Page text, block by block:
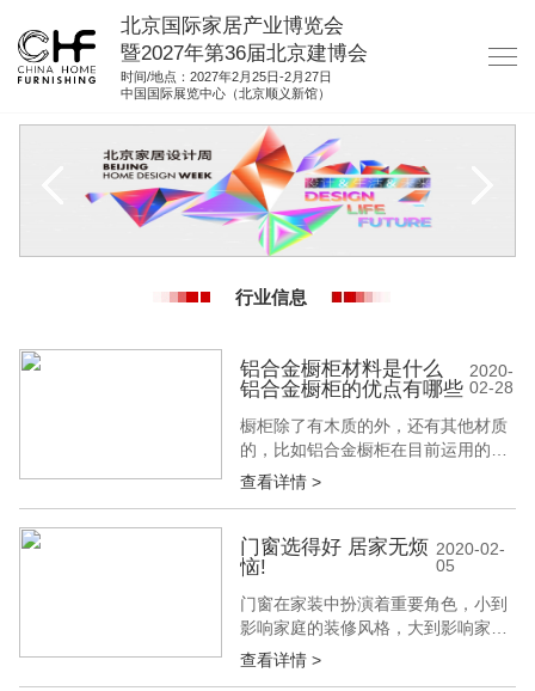
北京国际家居产业博览会
暨2027年第36届北京建博会
时间/地点：2027年2月25日-2月27日
中国国际展览中心（北京顺义新馆）
资料下载
行业信息
铝合金橱柜材料是什么
铝合金橱柜的优点有哪些
2020-
02-28
橱柜除了有木质的外，还有其他材质
的，比如铝合金橱柜在目前运用的也
越来越多，那铝合金橱柜材料是什
安装铝合金橱柜，建博会认为想要先
看看铝合金橱柜的优点有哪些? 一、
铝合金橱柜材料是什么 1、铝合金橱
柜就是用铝合金材料制作而成的橱
柜，而铝合...
查看详情 >
门窗选得好 居家无烦
恼!
2020-02-
05
门窗在家装中扮演着重要角色，小到
影响家庭的装修风格，大到影响家里
隔热、隔音及防盗效果。懂生活的人
查看详情 >